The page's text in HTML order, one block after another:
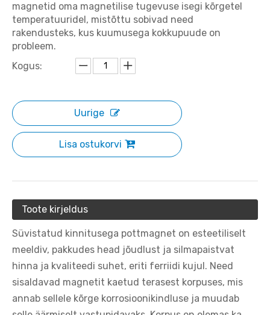
magnetid oma magnetilise tugevuse isegi kõrgetel
temperatuuridel, mistõttu sobivad need
rakendusteks, kus kuumusega kokkupuude on
probleem.
Kogus:
Uurige
Lisa ostukorvi
Toote kirjeldus
Süvistatud kinnitusega pottmagnet on esteetiliselt
meeldiv, pakkudes head jõudlust ja silmapaistvat
hinna ja kvaliteedi suhet, eriti ferriidi kujul. Need
sisaldavad magnetit kaetud terasest korpuses, mis
annab sellele kõrge korrosioonikindluse ja muudab